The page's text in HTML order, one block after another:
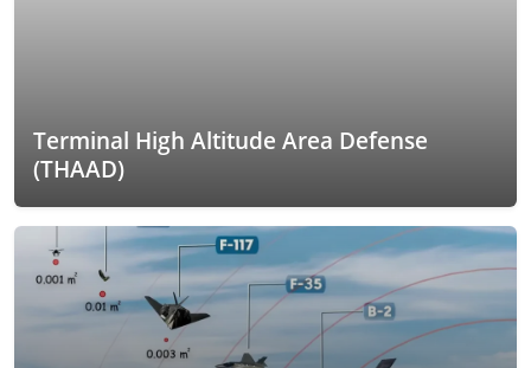
Terminal High Altitude Area Defense
(THAAD)